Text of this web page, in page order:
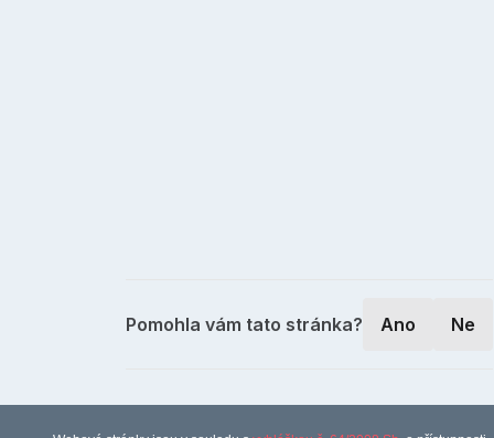
Pomohla vám tato stránka? Ano Ne